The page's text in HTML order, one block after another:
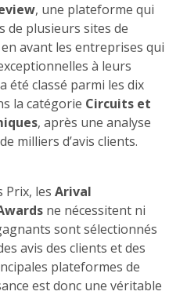
, une plateforme qui
de plusieurs sites de
avant les entreprises qui
à leurs
été classé parmi les dix
la catégorie Circuits et
, après une analyse
milliers d’avis clients.
Prix, les Arival
ne nécessitent ni
sont sélectionnés
avis des clients et des
plateformes de
est donc une véritable